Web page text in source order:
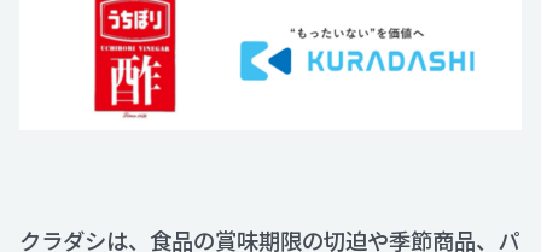
クラダシは、食品の賞味期限の切迫や季節商品、パ